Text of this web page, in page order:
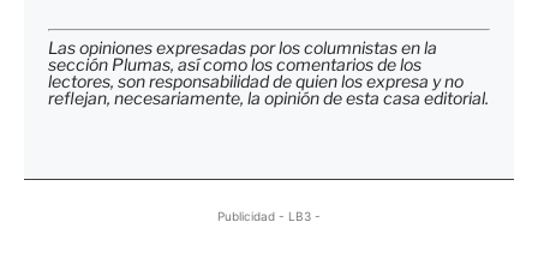
Las opiniones expresadas por los columnistas en la
sección Plumas, así como los comentarios de los
lectores, son responsabilidad de quien los expresa y no
reflejan, necesariamente, la opinión de esta casa editorial.
Publicidad - LB3 -